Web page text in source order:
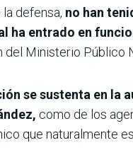
defensa, no han
ha entrado en
del Ministerio Público
se sustenta en la
como de los
que naturalmente